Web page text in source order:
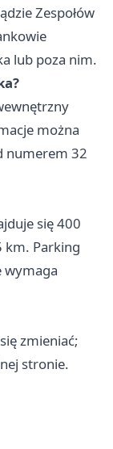
Zespołów
lub poza nim.
można
numerem 32
się 400
km. Parking
wymaga
zmieniać;
stronie.